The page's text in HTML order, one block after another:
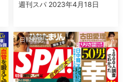
週刊スパ 2023年4月18日
日韓雜誌